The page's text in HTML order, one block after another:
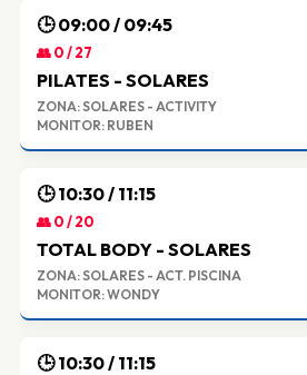
🕒 09:00 / 09:45
👥 0 / 27
PILATES - SOLARES
ZONA: SOLARES - ACTIVITY
MONITOR: RUBEN
🕒 10:30 / 11:15
👥 0 / 20
TOTAL BODY - SOLARES
ZONA: SOLARES - ACT. PISCINA
MONITOR: WONDY
🕒 10:30 / 11:15